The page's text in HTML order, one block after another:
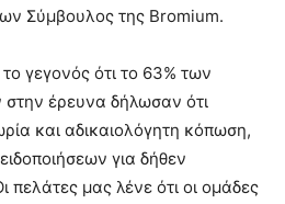
Σύμβουλος της Bromium.
γεγονός ότι το 63% των
στην έρευνα δήλωσαν ότι
και αδικαιολόγητη κόπωση,
για δήθεν
πελάτες μας λένε ότι οι ομάδες